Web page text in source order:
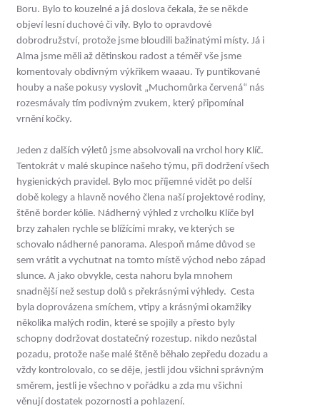
Boru. Bylo to kouzelné a já doslova čekala, že se někde
objeví lesní duchové či víly. Bylo to opravdové
dobrodružství, protože jsme bloudili bažinatými místy. Já i
Alma jsme měli až dětinskou radost a téměř vše jsme
komentovaly obdivným výkřikem waaau. Ty puntíkované
houby a naše pokusy vyslovit „Muchomůrka červená“ nás
rozesmávaly tím podivným zvukem, který připomínal
vrnění kočky.
Jeden z dalších výletů jsme absolvovali na vrchol hory Klíč.
Tentokrát v malé skupince našeho týmu, při dodržení všech
hygienických pravidel. Bylo moc příjemné vidět po delší
době kolegy a hlavně nového člena naší projektové rodiny,
štěně border kólie. Nádherný výhled z vrcholku Klíče byl
brzy zahalen rychle se blížícími mraky, ve kterých se
schovalo nádherné panorama. Alespoň máme důvod se
sem vrátit a vychutnat na tomto místě východ nebo západ
slunce. A jako obvykle, cesta nahoru byla mnohem
snadnější než sestup dolů s překrásnými výhledy. Cesta
byla doprovázena smíchem, vtipy a krásnými okamžiky
několika malých rodin, které se spojily a přesto byly
schopny dodržovat dostatečný rozestup. nikdo nezůstal
pozadu, protože naše malé štěně běhalo zepředu dozadu a
vždy kontrolovalo, co se děje, jestli jdou všichni správným
směrem, jestli je všechno v pořádku a zda mu všichni
věnují dostatek pozornosti a pohlazení.